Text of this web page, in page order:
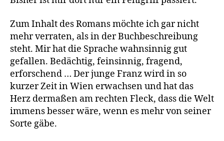
Zum Inhalt des Romans möchte ich gar nicht
mehr verraten, als in der Buchbeschreibung
steht. Mir hat die Sprache wahnsinnig gut
gefallen. Bedächtig, feinsinnig, fragend,
erforschend … Der junge Franz wird in so
kurzer Zeit in Wien erwachsen und hat das
Herz dermaßen am rechten Fleck, dass die Welt
immens besser wäre, wenn es mehr von seiner
Sorte gäbe.